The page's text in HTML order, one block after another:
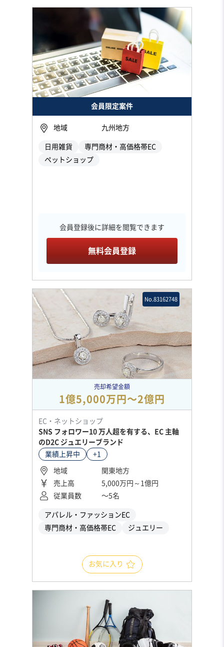
会員限定案件
地域 九州地方
日用雑貨
専門商材・高価格帯EC
ペットショップ
会員登録後に詳細を閲覧できます
無料会員登録
No.83162748
売却希望金額
1億5,000万円〜2億円
EC・ネットショップ
SNS フォロワー10 万人超を有する、EC 主軸
のD2C ジュエリーブランド
業績上昇中
+1
地域
関東地方
売上高
5,000万円～1億円
従業員数
〜5名
アパレル・ファッションEC
専門商材・高価格帯EC
ジュエリー
お気に入り